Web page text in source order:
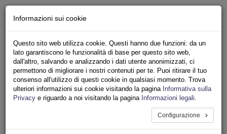
Iscriviti
Ricerca
Area Stampa
Privacy
ASSOCIAZIONI INQUILINI E ABITANTI
navigation
Informazioni sui cookie
Questo sito web utilizza cookie. Questi hanno due funzioni: da un
lato garantiscono le funzionalità di base per questo sito web,
dall'altro, salvando e analizzando i dati utente anonimizzati, ci
permettono di migliorare i nostri contenuti per te. Puoi ritirare il tuo
consenso all'utilizzo di questi cookie in qualsiasi momento. Trova
ulteriori informazioni sui cookie visitando la pagina Informativa sulla
Privacy e riguardo a noi visitando la pagina Informazioni legali.
Configurazione